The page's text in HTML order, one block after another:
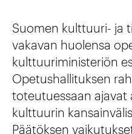
u
u
t
i
t
u
i
n
n
ä
k
Suomen kulttuuri- ja
vakavan huolensa
kulttuuriministeriön
Opetushallituksen
toteutuessaan ajavat
kulttuurin
Päätöksen